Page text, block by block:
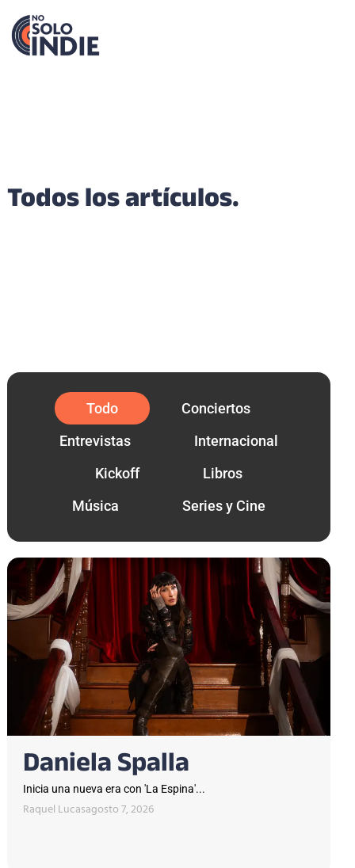
Todos los artículos.
Conciertos
Entrevistas
Internacional
Kickoff
Libros
Música
Series y Cine
Todo
Daniela Spalla
Inicia una nueva era con 'La Espina'...
Raquel Lucasagosto 7, 2026